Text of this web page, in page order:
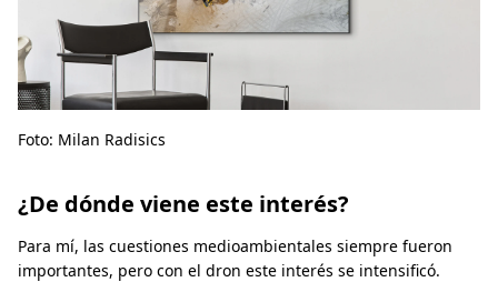
Foto: Milan Radisics
¿De dónde viene este interés?
Para mí, las cuestiones medioambientales siempre fueron
importantes, pero con el dron este interés se intensificó.